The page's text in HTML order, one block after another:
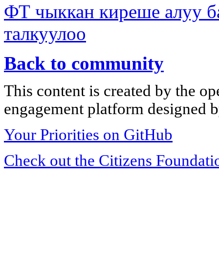
ФТ чыккан киреше алуу
талкуулоо
Back to community
This content is created by the
engagement platform designed
Your Priorities on GitHub
Check out the Citizens